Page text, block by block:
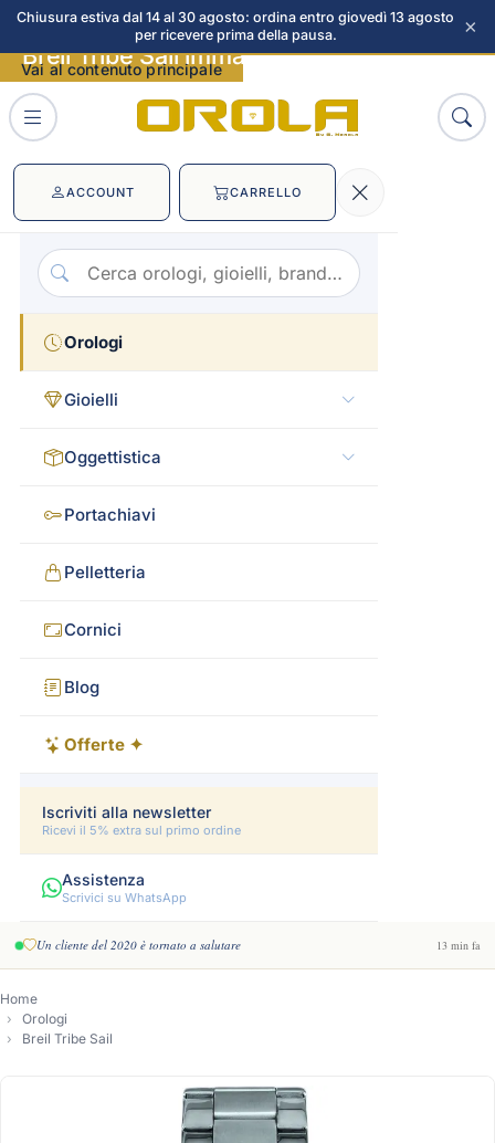
Chiusura estiva dal 14 al 30 agosto: ordina entro giovedì 13 agosto
per ricevere prima della pausa.
×
Vai al contenuto principale
ACCOUNT CARRELLO
Orologi
Gioielli
Oggettistica
Portachiavi
Pelletteria
Cornici
Blog
Offerte ✦
Iscriviti alla newsletter
Ricevi il 5% extra sul primo ordine
Assistenza
Scrivici su WhatsApp
Un cliente del 2020 è tornato a salutare 13 min fa
Home
Orologi
Breil Tribe Sail
Breil Tribe Sail immagini